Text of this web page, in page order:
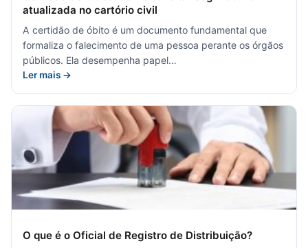
atualizada no cartório civil
A certidão de óbito é um documento fundamental que
formaliza o falecimento de uma pessoa perante os órgãos
públicos. Ela desempenha papel…
Ler mais →
O que é o Oficial de Registro de Distribuição?